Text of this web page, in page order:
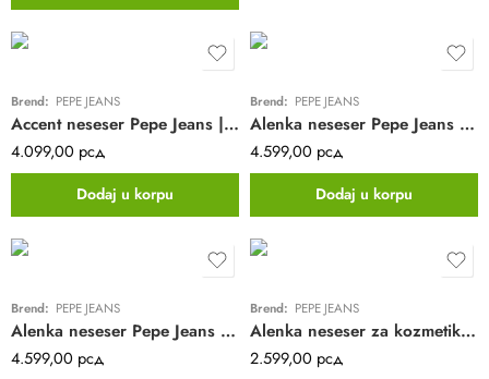
Brend: PEPE JEANS
Accent neseser Pepe Jeans | tamno plava
4.099,00 рсд
Dodaj u korpu
Brend: PEPE JEANS
Alenka neseser Pepe Jeans | pink
4.599,00 рсд
Dodaj u korpu
Brend: PEPE JEANS
Alenka neseser Pepe Jeans | teget
4.599,00 рсд
Brend: PEPE JEANS
Alenka neseser za kozmetiku Pepe Jeans | pink
2.599,00 рсд